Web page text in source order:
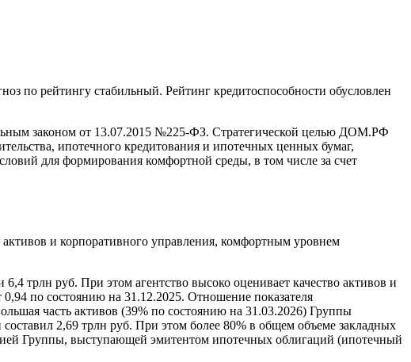
по рейтингу стабильный. Рейтинг кредитоспособности обусловлен
законом от 13.07.2015 №225-ФЗ. Стратегической целью ДОМ.РФ
ипотечного кредитования и ипотечных ценных бумаг,
для формирования комфортной среды, в том числе за счет
и корпоративного управления, комфортным уровнем
трлн руб. При этом агентство высоко оценивает качество активов и
по состоянию на 31.12.2025. Отношение показателя
часть активов (39% по состоянию на 31.03.2026) Группы
2,69 трлн руб. При этом более 80% в общем объеме закладных
Группы, выступающей эмитентом ипотечных облигаций (ипотечный